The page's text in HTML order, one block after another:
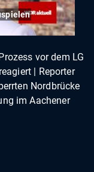
vor dem LG
| Reporter
Nordbrücke
im Aachener